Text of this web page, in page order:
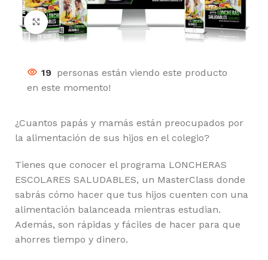
Click para agrandar
19 personas están viendo este producto
en este momento!
¿Cuantos papás y mamás están preocupados por
la alimentación de sus hijos en el colegio?
Tienes que conocer el programa LONCHERAS
ESCOLARES SALUDABLES, un MasterClass donde
sabrás cómo hacer que tus hijos cuenten con una
alimentación balanceada mientras estudian.
Además, son rápidas y fáciles de hacer para que
ahorres tiempo y dinero.